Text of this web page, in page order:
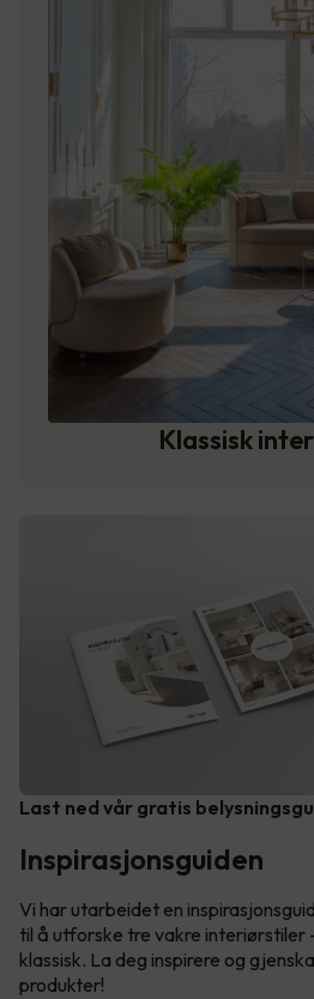
Klassisk
Last ned vår gratis
Inspirasjonsguiden
Vi har utarbeidet en
til å utforske tre vakre interiørstiler
klassisk. La deg inspirere og
produkter!